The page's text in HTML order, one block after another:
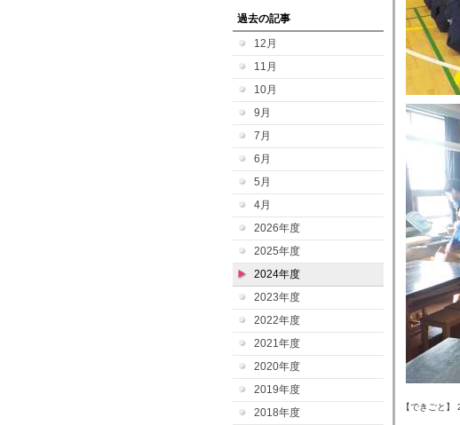
過去の記事
12月
11月
10月
9月
7月
6月
5月
4月
2026年度
2025年度
2024年度
2023年度
2022年度
2021年度
2020年度
2019年度
2018年度
【できごと